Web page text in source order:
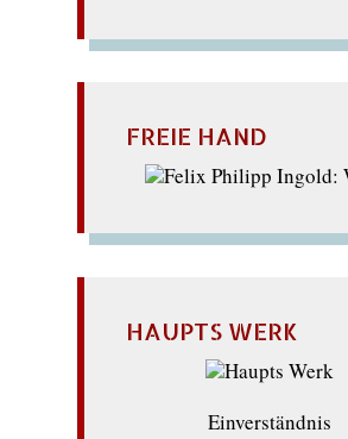
FREIE HAND
HAUPTS WERK
Einverständnis